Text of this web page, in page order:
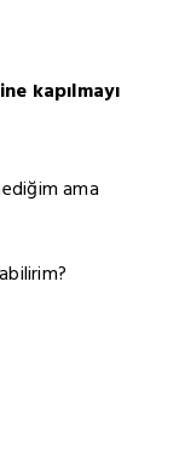
kapılmayı
ama